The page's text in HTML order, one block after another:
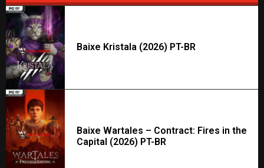
Baixe Kristala (2026) PT-BR
Baixe Wartales – Contract: Fires in the
Capital (2026) PT-BR